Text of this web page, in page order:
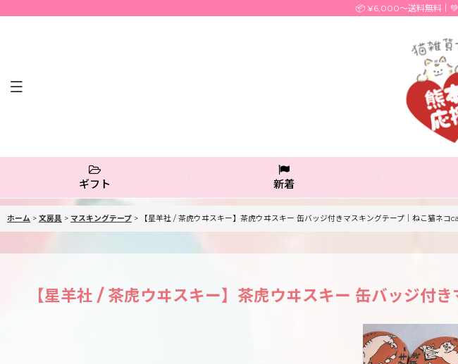
📦 ¥6,000〜送料無料｜💚
ギフト 新着
ホーム > 文房具 > マスキングテープ > 【星羊社 / 茶虎ウヰスキー】茶虎ウヰスキー 缶バッジ付きマスキングテープ｜ねこ猫ネコ
【星羊社 / 茶虎ウヰスキー】茶虎ウヰスキー 缶バッジ付